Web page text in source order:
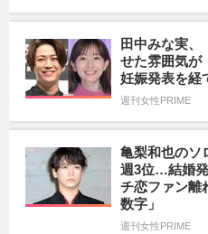
田中みな実、
せた雰囲気が
妊娠発表を経
週刊女性PRIME
亀梨和也のソ
週3位…結婚
チ恋ファン離
数字」
週刊女性PRIME